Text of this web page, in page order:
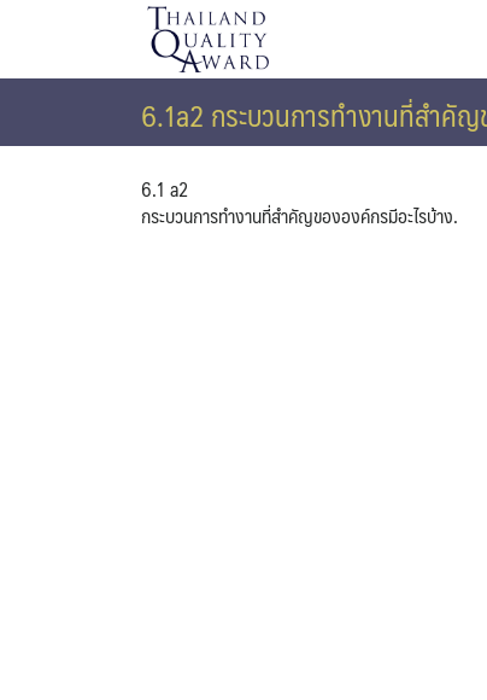
6.1a2 กระบวนการทำงานที่สำคัญ
6.1 a2
กระบวนการทำงานที่สำคัญขององค์กรมีอะไรบ้าง.